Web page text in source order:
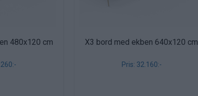
480x120 cm X3 bord med ekben 640x120 cm
Pris: 32.160:-